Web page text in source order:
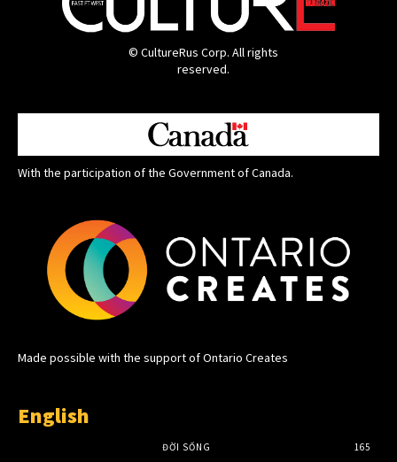
© CultureRus Corp. All rights
reserved.
With the participation of the Government of Canada.
Made possible with the support of Ontario Creates
English
ĐỜI SỐNG
165